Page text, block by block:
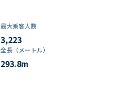
最大乗客人数
3,223
全長（メートル）
293.8m